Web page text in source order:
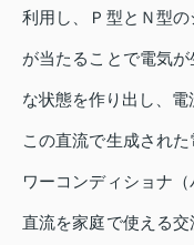
利用し、Ｐ型とＮ型
が当たることで電気
な状態を作り出し、電
この直流で生成され
ワーコンディショナ
直流を家庭で使える